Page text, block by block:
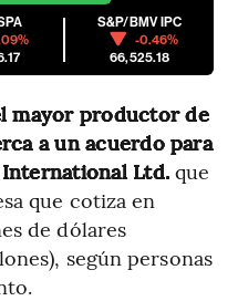
S&P/BMV IPC
-0.46%
66,525.18
mayor productor de
a un acuerdo para
Ltd. que
que cotiza en
de dólares
según personas